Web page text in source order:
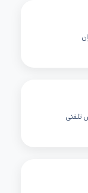
تلفنی